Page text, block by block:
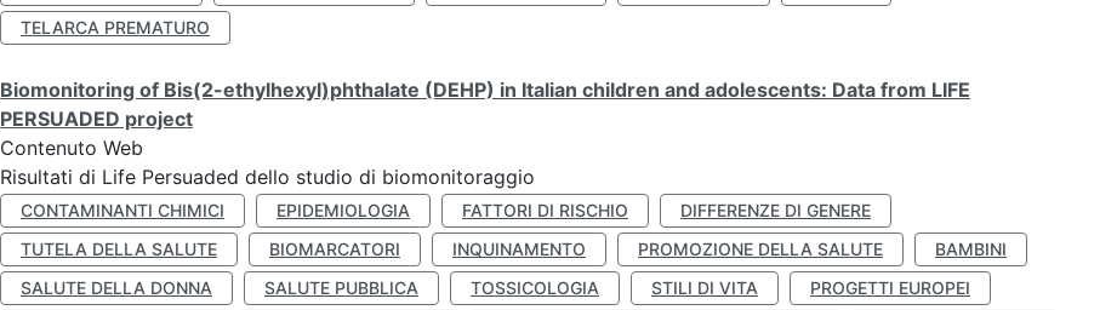
TELARCA PREMATURO
Biomonitoring of Bis(2-ethylhexyl)phthalate (DEHP) in Italian children and adolescents: Data from LIFE
PERSUADED project
Contenuto Web
Risultati di Life Persuaded dello studio di biomonitoraggio
CONTAMINANTI CHIMICI EPIDEMIOLOGIA FATTORI DI RISCHIO
DIFFERENZE DI GENERE
TUTELA DELLA SALUTE
BIOMARCATORI INQUINAMENTO PROMOZIONE DELLA SALUTE
BAMBINI
SALUTE DELLA DONNA
SALUTE PUBBLICA TOSSICOLOGIA STILI DI VITA
PROGETTI EUROPEI